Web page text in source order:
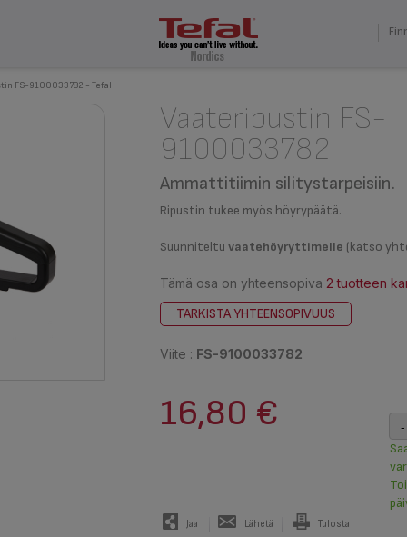
FS-9100033782 - Tefal
Vaateripustin FS-
9100033782
Ammattitiimin silitystarpeisiin.
Ripustin tukee myös höyrypäätä.
Suunniteltu vaatehöyryttimelle (katso
Tämä osa on yhteensopiva 2 tuotteen
TARKISTA YHTEENSOPIVUUS
Viite : FS-9100033782
16,80 € -
Jaa Lähetä Tulosta